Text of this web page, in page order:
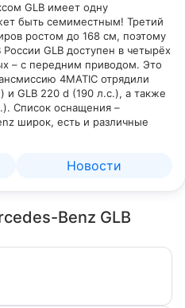
GLB имеет одну
быть семиместным! Третий
ростом до 168 см, поэтому
GLB доступен в четырёх
– с передним приводом. Это
4MATIC отрядили
и GLB 220 d (190 л.с.), а также
Список оснащения –
широк, есть и различные
Новости
Benz GLB